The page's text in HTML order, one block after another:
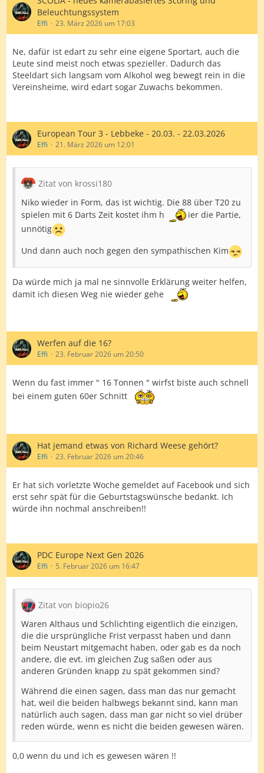
Beleuchtungssystem
Effi 23. März 2026 um 17:03
Ne, dafür ist edart zu sehr eine eigene Sportart, auch die
Leute sind meist noch etwas spezieller. Dadurch das
Steeldart sich langsam vom Alkohol weg bewegt rein in die
Vereinsheime, wird edart sogar Zuwachs bekommen.
European Tour 3 - Lebbeke - 20.03. - 22.03.2026
Effi 21. März 2026 um 12:01
Zitat von krossi180
Niko wieder in Form, das ist wichtig. Die 88 über T20 zu
spielen mit 6 Darts Zeit kostet ihm h
ier die Partie,
unnötig
Und dann auch noch gegen den sympathischen Kim
Da würde mich ja mal ne sinnvolle Erklärung weiter helfen,
damit ich diesen Weg nie wieder gehe
Werfen auf die 16?
Effi 23. Februar 2026 um 20:50
Wenn du fast immer " 16 Tonnen " wirfst biste auch schnell
bei einem guten 60er Schnitt
Hat jemand etwas von Richard Weese gehört?
Effi 23. Februar 2026 um 20:46
Er hat sich vorletzte Woche gemeldet auf Facebook und sich
erst sehr spät für die Geburtstagswünsche bedankt. Ich
würde ihn nochmal anschreiben!!
PDC Europe Next Gen 2026
Effi 5. Februar 2026 um 16:47
Zitat von biopio26
Waren Althaus und Schlichting eigentlich die einzigen,
die die ursprüngliche Frist verpasst haben und dann
beim Neustart mitgemacht haben, oder gab es da noch
andere, die evt. im gleichen Zug saßen oder aus
anderen Gründen knapp zu spät gekommen sind?
Während die einen sagen, dass man das nur gemacht
hat, weil die beiden halbwegs bekannt sind, kann man
natürlich auch sagen, dass man gar nicht so viel drüber
reden würde, wenn es nicht die beiden gewesen wären.
0,0 wenn du und ich es gewesen wären !!